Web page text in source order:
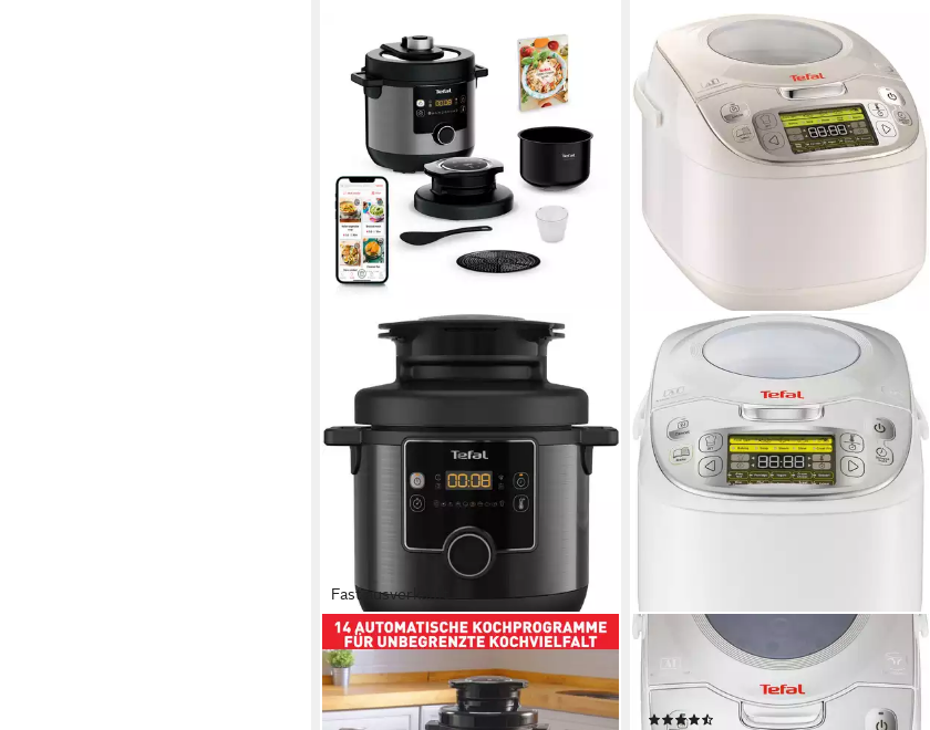
Fast ausverkauft
TEFAL
Multikocher Turbo Cuisine & Fry inkl.
Extra-Crisp-Deckel, 1-Knopf-
Bedienung
Multikocher 45in1 RK8121
750 W Leistung
(83)